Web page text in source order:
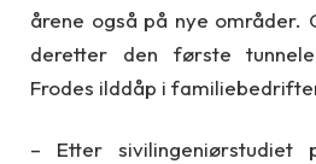
årene også på nye områder.
deretter den første
Frodes ilddåp i
– Etter sivilingeniørstudiet